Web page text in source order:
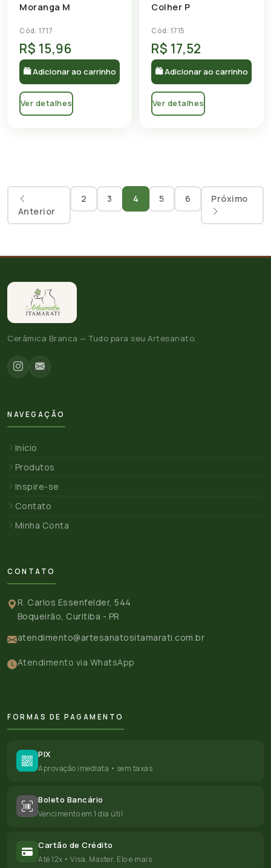
Moranga M
Cód: 1717
R$ 15,96
🛍 Adicionar ao carrinho
Ver detalhes
Colher P
Cód: 1715
R$ 17,52
🛍 Adicionar ao carrinho
Ver detalhes
Anterior
2 3 4 5 6 Próximo
Cerâmica Branca — Tudo para seu Artesanato.
NAVEGAÇÃO
Início
Produtos
Inspire-se
Contato
Minha Conta
CONTATO
R. Carlos Essenfelder, 544
Boqueirão, Curitiba - PR
atendimento@artesanatositamarati.com.br
Atendimento via WhatsApp
FORMAS DE PAGAMENTO
PIX
Aprovação imediata • sem taxas
Boleto Bancário
Vencimento em 1 dia útil
Cartão de Crédito
Até 12x • Visa, Master, Elo e mais